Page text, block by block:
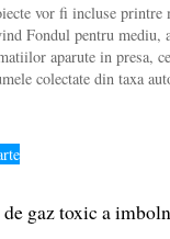
vor fi incluse printre
Fondul pentru mediu,
aparute in presa,
colectate din taxa
de gaz toxic a